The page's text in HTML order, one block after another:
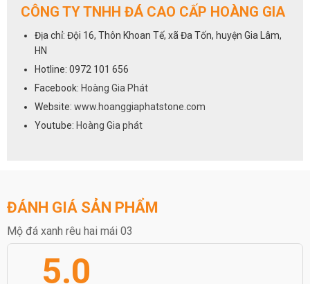
thể đưa ra những kích thước khác nhau.
Để được tư vấn và hỗ trợ hãy nhanh tay liên hệ với chúng tôi qua số
hotline0972 101 656
CÔNG TY TNHH ĐÁ CAO CẤP HOÀNG GIA
Địa chỉ: Đội 16, Thôn Khoan Tế, xã Đa Tốn, huyện Gia Lâm,
HN
Hotline: 0972 101 656
Facebook: Hoàng Gia Phát
Website: www.hoanggiaphatstone.com
Youtube: Hoàng Gia phát
ĐÁNH GIÁ SẢN PHẨM
Mộ đá xanh rêu hai mái 03
5.0